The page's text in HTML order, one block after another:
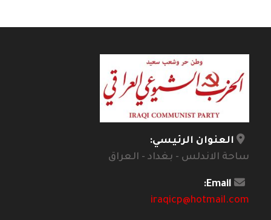
العنوان الرئيسي:
ساحة الاندلس - بغداد - العراق
Email:
iraqicp@hotmail.com